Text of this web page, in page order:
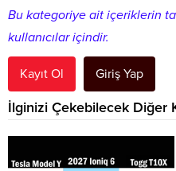
Bu kategoriye ait içeriklerin
kullanıcılar içindir.
Kayıt Ol Giriş Yap
İlginizi Çekebilecek Diğer